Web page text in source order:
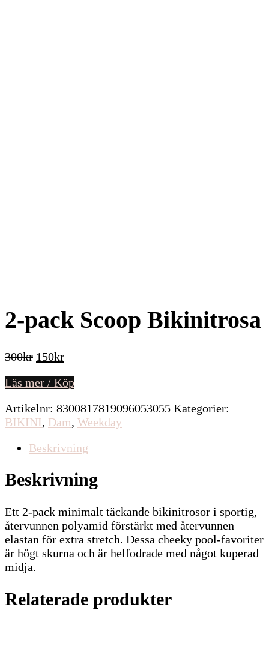
2-pack Scoop Bikinitrosa
300kr Det
priset
300kr.
150krDet
priset
150kr.
Läs mer / Köp
Artikelnr: 8300817819096053055 Kategorier:
BIKINI, Dam, Weekday
Beskrivning
Beskrivning
Ett 2-pack minimalt täckande bikinitrosor i sportig,
återvunnen polyamid förstärkt med återvunnen
elastan för extra stretch. Dessa cheeky pool-favoriter
är högt skurna och är helfodrade med något kuperad
midja.
Relaterade produkter